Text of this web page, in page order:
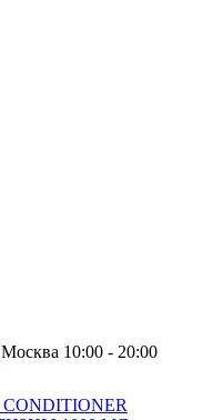
Москва 10:00 - 20:00